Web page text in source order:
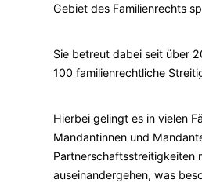
Gebiet des Familienrechts
Sie betreut dabei seit über
100 familienrechtliche
Hierbei gelingt es in vielen
Mandantinnen und
Partnerschaftsstreitigkeiten
auseinandergehen, was